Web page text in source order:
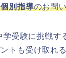
別指導のお問
学受験に挑戦す
トも受け取れ